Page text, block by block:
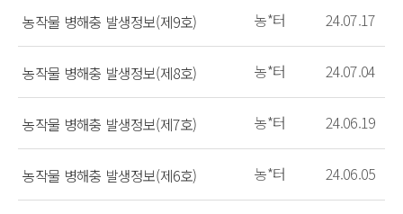
농작물 병해충 발생정보(제9호) 농*터 24.07.17
농작물 병해충 발생정보(제8호) 농*터 24.07.04
농작물 병해충 발생정보(제7호) 농*터 24.06.19
농작물 병해충 발생정보(제6호) 농*터 24.06.05